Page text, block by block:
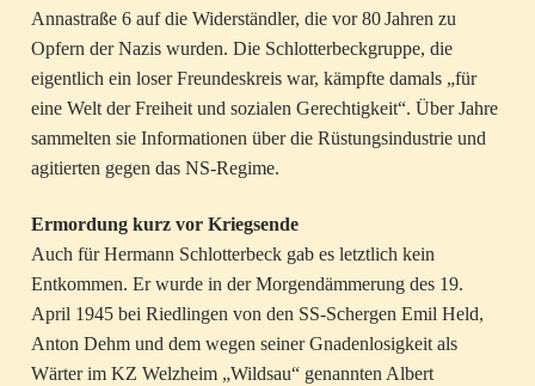
Annastraße 6 auf die Widerständler, die vor 80 Jahren zu
Opfern der Nazis wurden. Die Schlotterbeckgruppe, die
eigentlich ein loser Freundeskreis war, kämpfte damals „für
eine Welt der Freiheit und sozialen Gerechtigkeit“. Über Jahre
sammelten sie Informationen über die Rüstungsindustrie und
agitierten gegen das NS-Regime.
Ermordung kurz vor Kriegsende
Auch für Hermann Schlotterbeck gab es letztlich kein
Entkommen. Er wurde in der Morgendämmerung des 19.
April 1945 bei Riedlingen von den SS-Schergen Emil Held,
Anton Dehm und dem wegen seiner Gnadenlosigkeit als
Wärter im KZ Welzheim „Wildsau“ genannten Albert